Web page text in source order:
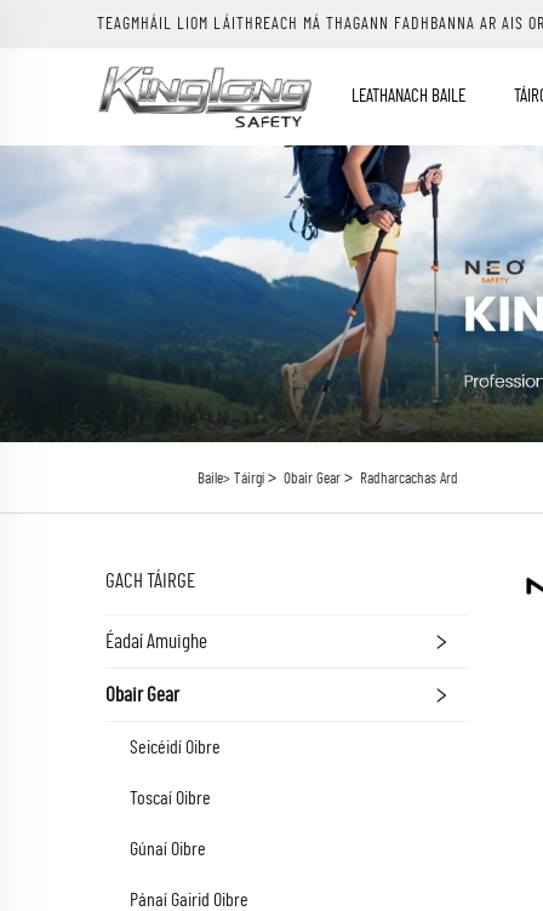
TEAGMHÁIL LIOM LÁITHREACH MÁ THAGANN FADHBANNA AR AIS
LEATHANACH BAILE
Baile> Táirgí> Obair Gear> Radharcachas Ard
GACH TÁIRGE
Éadaí Amuighe
Obair Gear
Seicéidí Oibre
Toscaí Oibre
Gúnaí Oibre
Pánaí Gairid Oibre